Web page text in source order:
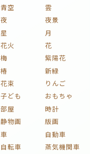
青空
雲
夜
夜景
星
月
花火
花
梅
紫陽花
椿
新緑
花束
りんご
子ども
おもちゃ
部屋
時計
静物画
版画
車
自動車
自転車
蒸気機関車